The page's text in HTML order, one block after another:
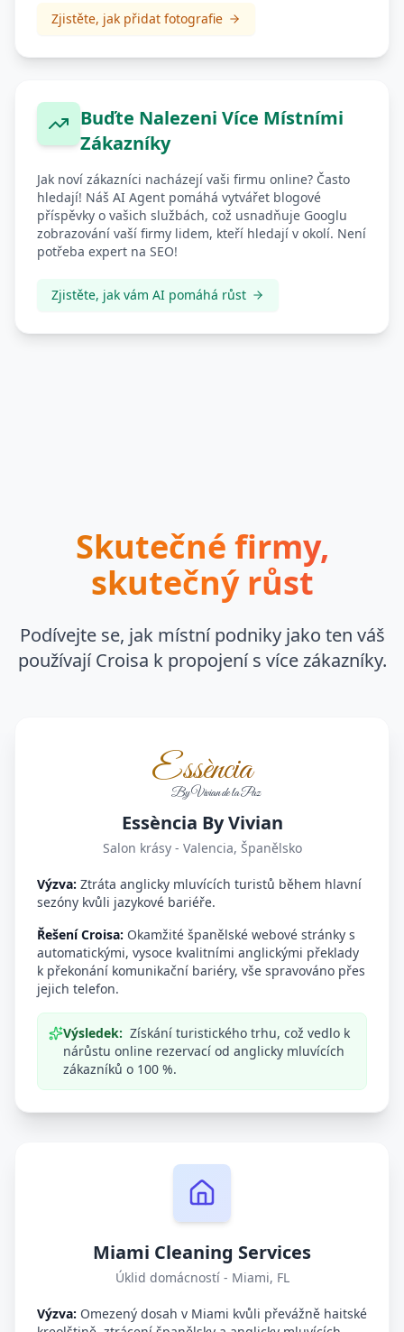
Zjistěte, jak přidat fotografie
Buďte Nalezeni Více Místními
Zákazníky
Jak noví zákazníci nacházejí vaši firmu online? Často
hledají! Náš AI Agent pomáhá vytvářet blogové
příspěvky o vašich službách, což usnadňuje Googlu
zobrazování vaší firmy lidem, kteří hledají v okolí. Není
potřeba expert na SEO!
Zjistěte, jak vám AI pomáhá růst
Skutečné firmy,
skutečný růst
Podívejte se, jak místní podniky jako ten váš
používají Croisa k propojení s více zákazníky.
Essència
By Vivian de la Paz
Essència By Vivian
Salon krásy - Valencia, Španělsko
Výzva: Ztráta anglicky mluvících turistů během hlavní
sezóny kvůli jazykové bariéře.
Řešení Croisa: Okamžité španělské webové stránky s
automatickými, vysoce kvalitními anglickými překlady
k překonání komunikační bariéry, vše spravováno přes
jejich telefon.
Výsledek: Získání turistického trhu, což vedlo k
nárůstu online rezervací od anglicky mluvících
zákazníků o 100 %.
Miami Cleaning Services
Úklid domácností - Miami, FL
Výzva: Omezený dosah v Miami kvůli převážně haitské